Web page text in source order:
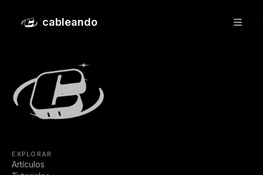
cableando
Pasos iniciales en Ubuntu Server 20.04
EXPLORAR
Artículos